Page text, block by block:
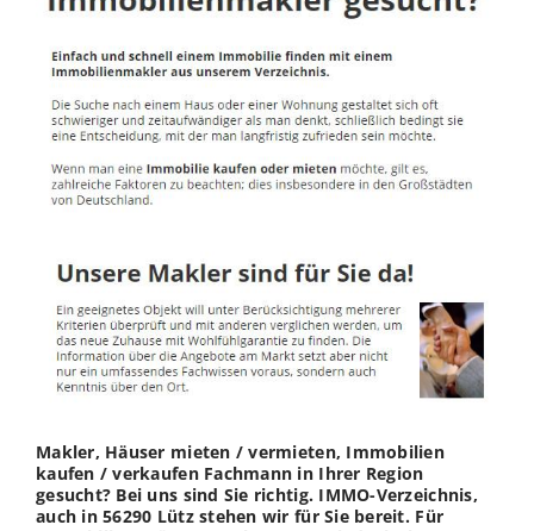
Makler, Häuser mieten / vermieten, Immobilien
kaufen / verkaufen Fachmann in Ihrer Region
gesucht? Bei uns sind Sie richtig. IMMO-Verzeichnis,
auch in 56290 Lütz stehen wir für Sie bereit. Für